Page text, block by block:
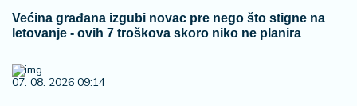
Većina građana izgubi novac pre nego što stigne na
letovanje - ovih 7 troškova skoro niko ne planira
07. 08. 2026 09:14